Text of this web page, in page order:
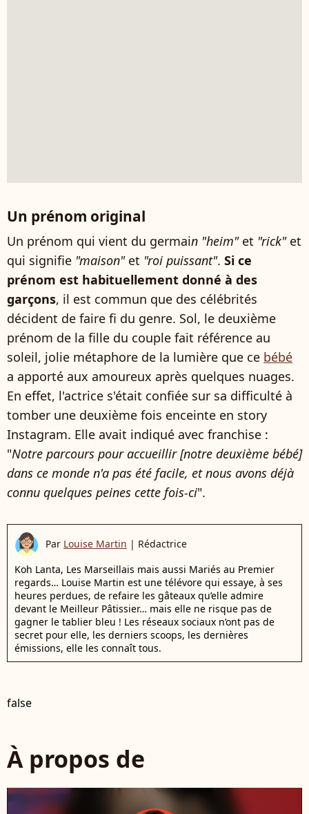
Un prénom original
Un prénom qui vient du germain "heim"et "rick"et
qui signifie "maison"et "roi puissant". Si ce
prénom est habituellement donné à des
garçons, il est commun que des célébrités
décident de faire fi du genre. Sol, le deuxième
prénom de la fille du couple fait référence au
soleil, jolie métaphore de la lumière que ce bébé
a apporté aux amoureux après quelques nuages.
En effet, l'actrice s'était confiée sur sa difficulté à
tomber une deuxième fois enceinte en story
Instagram. Elle avait indiqué avec franchise :
"Notre parcours pour accueillir [notre deuxième bébé]
dans ce monde n'a pas été facile, et nous avons déjà
connu quelques peines cette fois-ci".
Par Louise Martin | Rédactrice
Koh Lanta, Les Marseillais mais aussi Mariés au Premier
regards… Louise Martin est une télévore qui essaye, à ses
heures perdues, de refaire les gâteaux qu’elle admire
devant le Meilleur Pâtissier… mais elle ne risque pas de
gagner le tablier bleu ! Les réseaux sociaux n’ont pas de
secret pour elle, les derniers scoops, les dernières
émissions, elle les connaît tous.
false
À propos de